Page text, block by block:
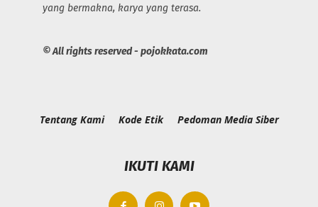
yang bermakna, karya yang terasa.
© All rights reserved - pojokkata.com
Tentang Kami Kode Etik Pedoman Media Siber
IKUTI KAMI